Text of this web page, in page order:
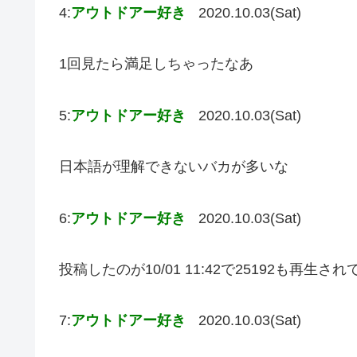
4:アウトドアー好き 2020.10.03(Sat)
1回見たら満足しちゃったなあ
5:アウトドアー好き 2020.10.03(Sat)
日本語が理解できないバカが多いな
6:アウトドアー好き 2020.10.03(Sat)
投稿したのが10/01 11:42で25192も再生され
7:アウトドアー好き 2020.10.03(Sat)